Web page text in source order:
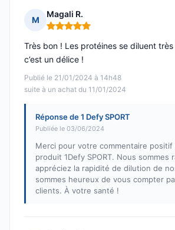
M
Magali R.
Note : 5 sur 5
Publié le 21/01/2024 à 14h48
suite à un achat du 11/01/2024
Très bon ! Les protéines se diluent très
c’est un délice !
Réponse de 1 Defy SPORT
Publiée le 03/06/2024
Merci pour votre commentaire
produit 1Defy SPORT. Nous sommes
appréciez la rapidité de dilution de
sommes heureux de vous compter
clients. À votre santé !